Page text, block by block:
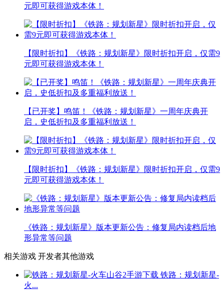
元即可获得游戏本体！
【限时折扣】《铁路：规划新星》限时折扣开启，仅需9
元即可获得游戏本体！
【已开奖】鸣笛！《铁路：规划新星》一周年庆典开
启，史低折扣及多重福利放送！
【限时折扣】《铁路：规划新星》限时折扣开启，仅需9
元即可获得游戏本体！
《铁路：规划新星》版本更新公告：修复局内读档后地
形异常等问题
相关游戏 开发者其他游戏
铁路：规划新星-
火...